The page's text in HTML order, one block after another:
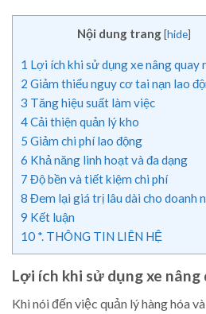
Nội dung trang [hide]
1 Lợi ích khi sử dụng xe nâng quay
2 Giảm thiểu nguy cơ tai nạn lao
3 Tăng hiệu suất làm việc
4Cải thiện quản lý kho
5 Giảm chi phí lao động
6 Khả năng linh hoạt và đa dạng
7 Độ bền và tiết kiệm chi phí
8 Đem lại giá trị lâu dài cho doanh
9 Kết luận
10 *. THÔNG TIN LIÊN HỆ
Lợi ích khi sử dụng xe
Khi nói đến việc quản lý hàng hóa